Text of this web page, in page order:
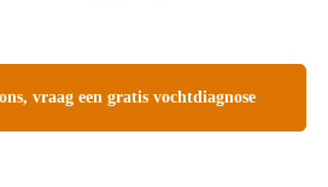
vraag een gratis vochtdiagnose